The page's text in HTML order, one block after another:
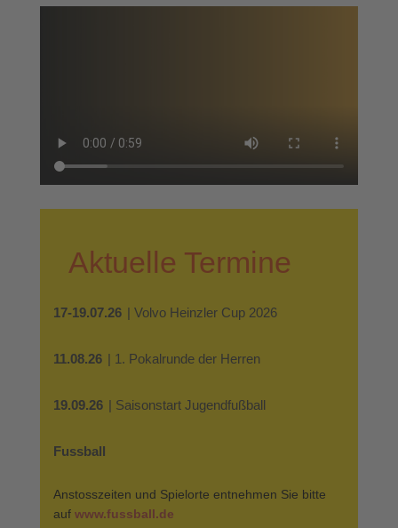
Aktuelle Termine
17-19.07.26 | Volvo Heinzler Cup 2026
11.08.26 | 1. Pokalrunde der Herren
19.09.26 | Saisonstart Jugendfußball
Fussball
Anstosszeiten und Spielorte entnehmen Sie bitte
auf www.fussball.de